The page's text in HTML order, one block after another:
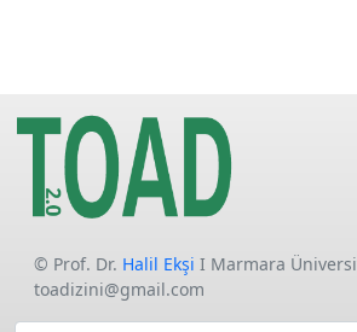
© Prof. Dr. Halil Ekşi I Marmara
toadizini@gmail.com